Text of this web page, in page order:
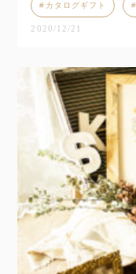
カタログギフト
2020/12/21